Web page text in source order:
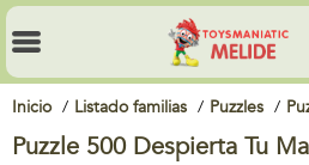
Inicio Listado familias Puzzles
Puzzle 500 Despierta Tu